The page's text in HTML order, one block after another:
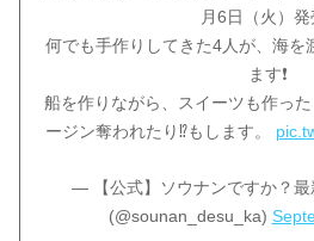
月6日（火）発
何でも手作りしてきた4人が、海を
ます❗️
船を作りながら、スイーツも作った
ージン奪われたり⁉もします。
— 【公式】ソウナンですか？最
(@sounan_desu_ka)